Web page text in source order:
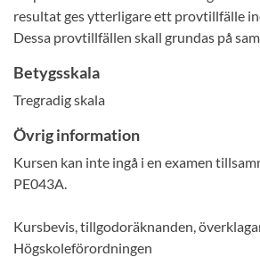
resultat ges ytterligare ett provtillfälle
Dessa provtillfällen skall grundas på
Betygsskala
Tregradig skala
Övrig information
Kursen kan inte ingå i en examen
PE043A.
Kursbevis, tillgodoräknanden,
Högskoleförordningen